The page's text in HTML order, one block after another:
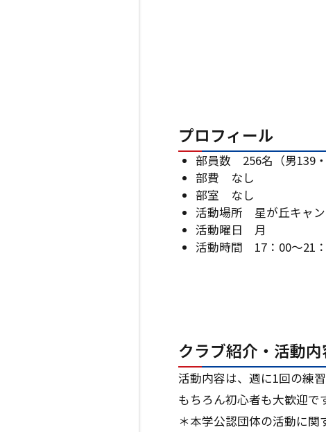
プロフィール
部員数 256名（男139・
部費 なし
部室 なし
活動場所 星が丘キャ
活動曜日 月
活動時間 17：00～21
クラブ紹介・活動内
活動内容は、週に1回の練
もちろん初心者も大歓迎で
＊本学公認団体の活動に関